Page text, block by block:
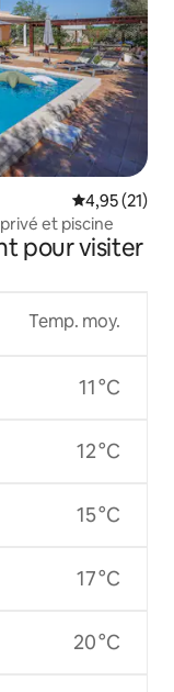
Évaluation
4,95 (21)
et piscine
pour visiter
Temp. moy.
11 °C
12 °C
15 °C
17 °C
20 °C